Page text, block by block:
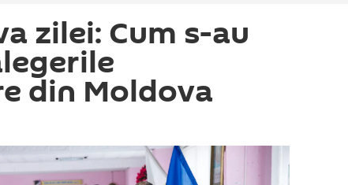
zilei: Cum s-au
din Moldova